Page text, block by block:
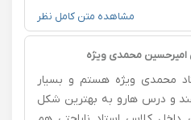
که میزنن باعث می‌شه مطالب
از همه مهم‌تر، انرژی و نظم
انگیزه بشینه پای درس و
مشاهده متن کامل نظر
امیرحسین محمدی ویژه
محمدی ویژه هستم و بسیار
و درس هارو به بهترین شکل